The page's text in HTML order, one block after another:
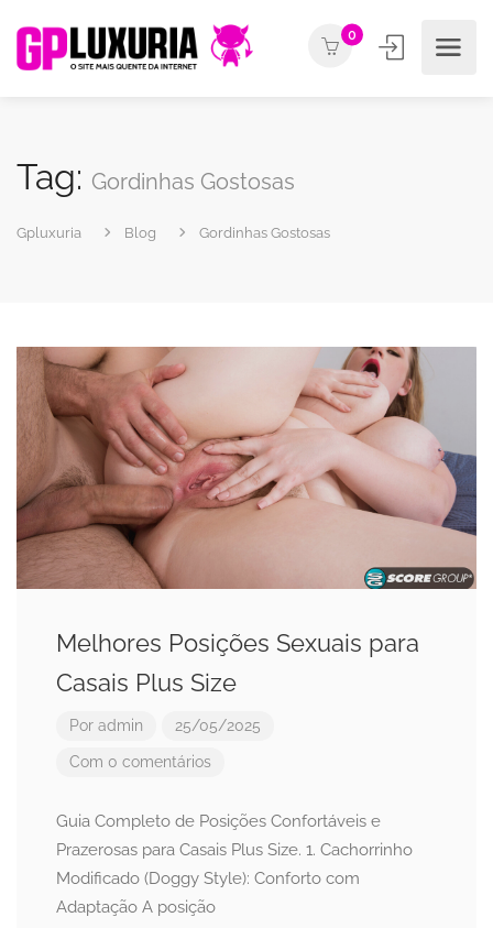
0
Tag: Gordinhas Gostosas
Gpluxuria Blog Gordinhas Gostosas
Melhores Posições Sexuais para
Casais Plus Size
Por admin 25/05/2025
Com 0 comentários
Guia Completo de Posições Confortáveis e
Prazerosas para Casais Plus Size. 1. Cachorrinho
Modificado (Doggy Style): Conforto com
Adaptação A posição